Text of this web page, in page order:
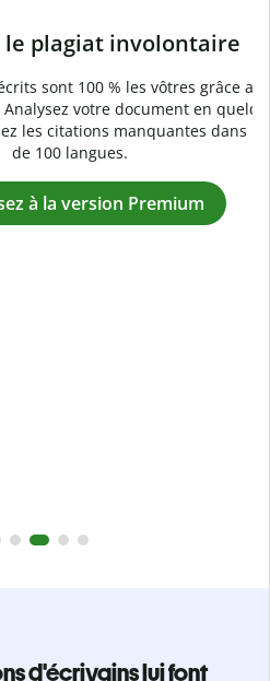
votre document en quelques
manquantes dans plus
d'écrivains lui font